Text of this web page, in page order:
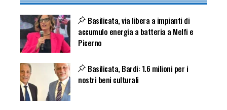
Basilicata, via libera a impianti di
accumulo energia a batteria a Melfi e
Picerno
Basilicata, Bardi: 1.6 milioni per i
nostri beni culturali